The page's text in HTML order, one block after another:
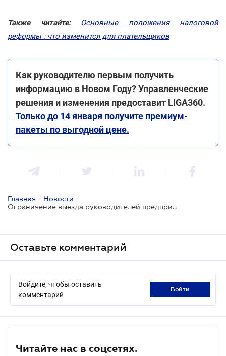
Также читайте:
Основные положения налоговой
реформы : что изменится для плательщиков
Как руководителю первым получить
информацию в Новом Году? Управленческие
решения и изменения предоставит LIGA360.
Только до 14 января получите премиум-
пакеты по выгодной цене.
Главная / Новости /
Ограничение выезда руководителей предприятий: как суды будут рассматривать дела
Оставьте комментарий
Войдите, чтобы оставить
комментарий
войти
Читайте нас в соцсетях.